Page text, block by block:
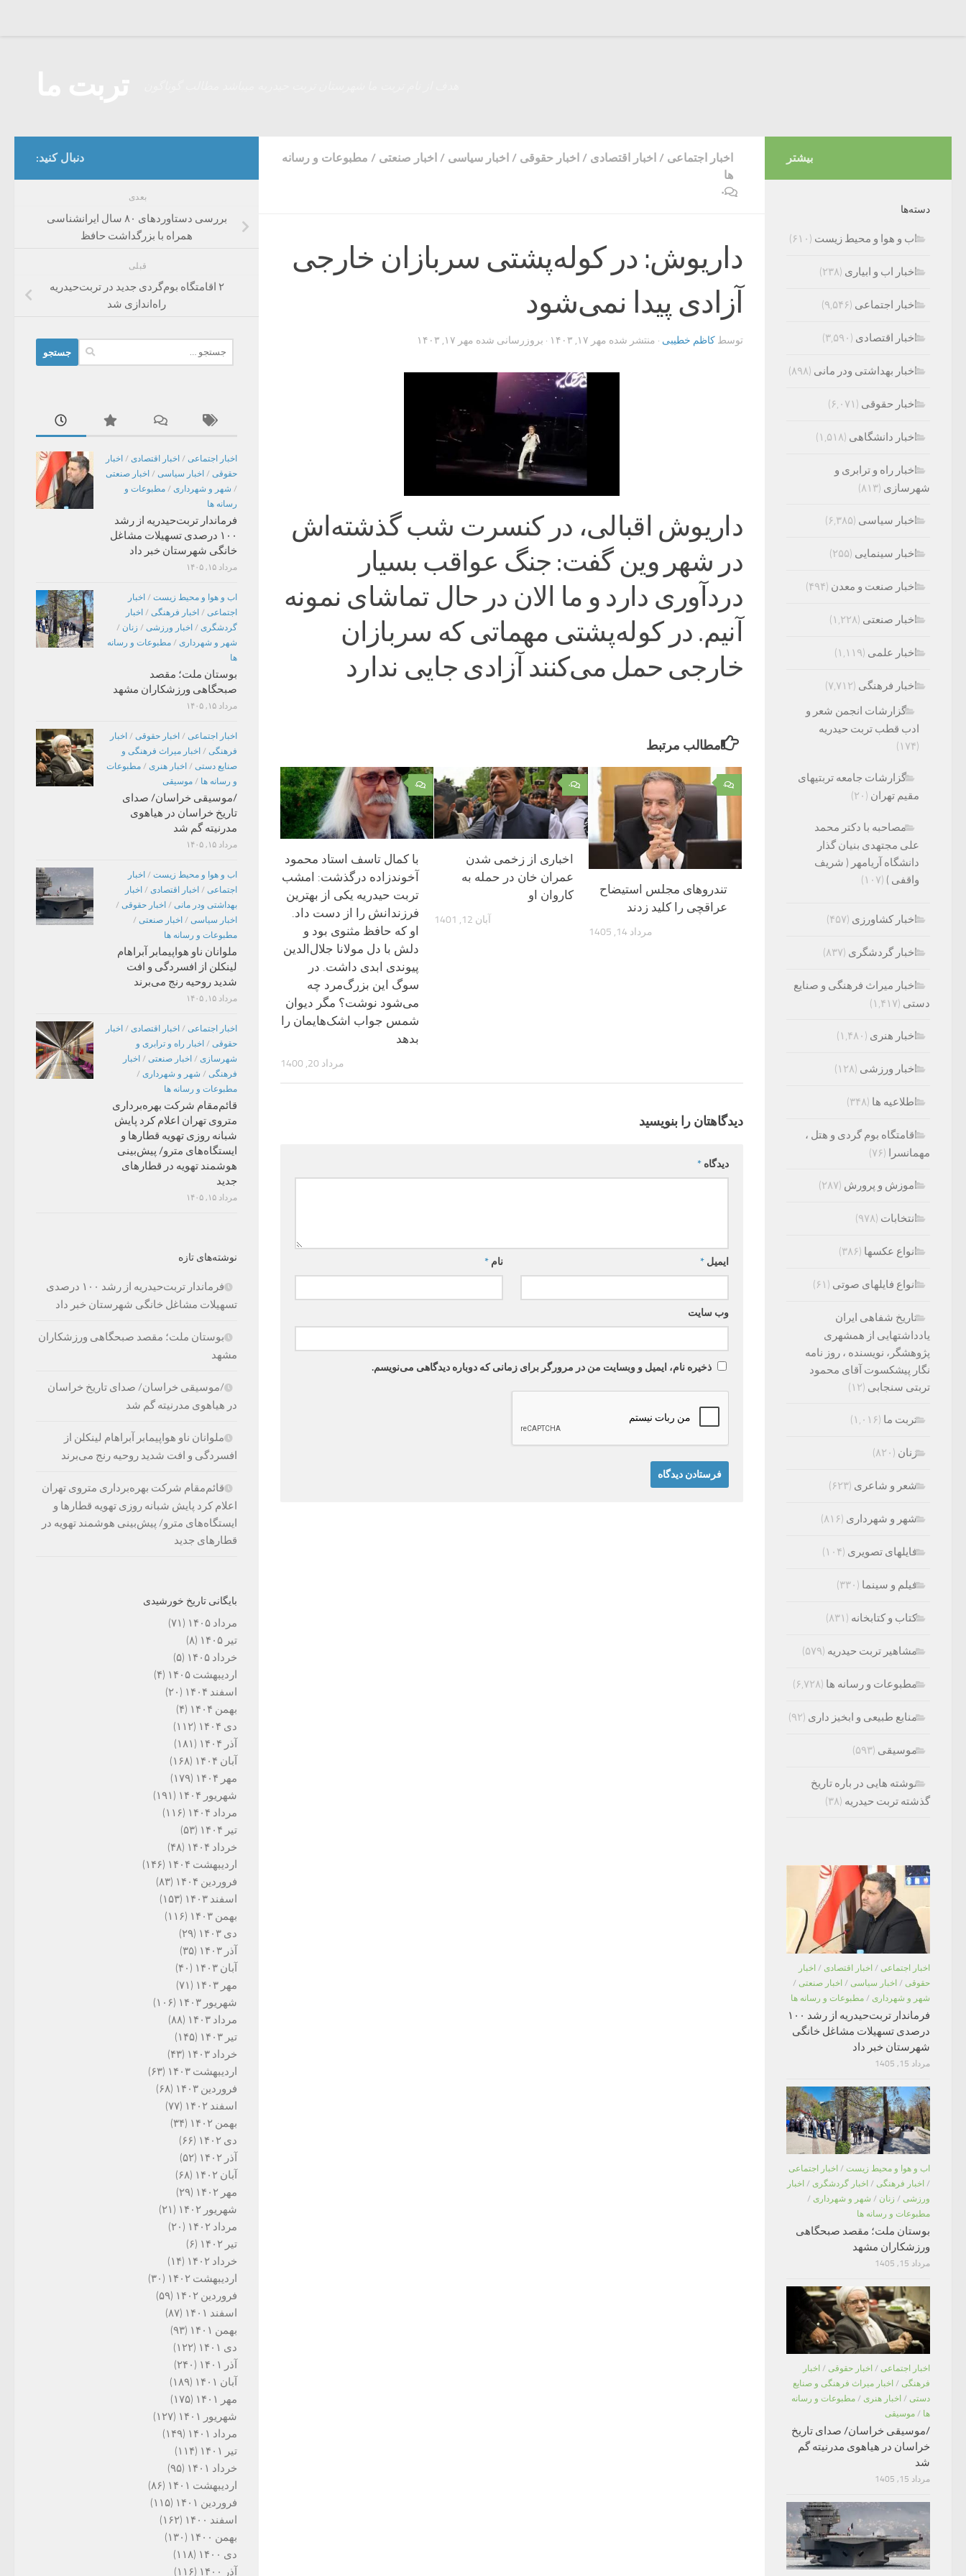
اخبار اجتماعی / اخبار اقتصادی / اخبار حقوقی / اخبار سیاسی / اخبار صنعتی / مطبوعات و رسانه
ها
۰
داریوش: در کوله‌پشتی سربازان خارجی
آزادی پیدا نمی‌شود
توسط کاظم خطیبی · منتشر شده مهر ۱۷, ۱۴۰۳ · بروزرسانی شده مهر ۱۷, ۱۴۰۳
داریوش اقبالی، در کنسرت شب گذشته‌اش
در شهر وین گفت: جنگ عواقب بسیار
دردآوری دارد و ما الان در حال تماشای نمونه
آنیم. در کوله‌پشتی مهماتی که سربازان
خارجی حمل می‌کنند آزادی جایی ندارد
مطالب مرتبط
۰
با کمال تاسف استاد محمود
آخوندزاده درگذشت: امشب
تربت حیدریه یکی از بهترین
فرزندانش را از دست داد.
او که حافظ مثنوی بود و
دلش با دل مولانا جلال‌الدین
پیوندی ابدی داشت. در
سوگ این بزرگ‌مرد چه
می‌شود نوشت؟ مگر دیوان
شمس جواب اشک‌هایمان را
بدهد
مرداد 20, 1400
۰
اخباری از زخمی شدن
عمران خان در حمله به
کاروان او
آبان 12, 1401
۰
تندروهای مجلس استیضاح
عراقچی را کلید زدند
مرداد 14, 1405
دیدگاهتان را بنویسید
دیدگاه *
نام* ایمیل *
وب‌ سایت
ذخیره نام، ایمیل و وبسایت من در مرورگر برای زمانی که دوباره دیدگاهی می‌نویسم.
دنبال کنید:
بعدی
بررسی دستاوردهای ۸۰ سال ایرانشناسی
همراه با بزرگداشت حافظ
قبلی
۲ اقامتگاه بوم‌گردی جدید در تربت‌حیدریه
راه‌اندازی شد
برای:
اخبار اجتماعی / اخبار اقتصادی / اخبار
حقوقی / اخبار سیاسی / اخبار صنعتی
/ شهر و شهرداری / مطبوعات و
رسانه ها
فرماندار تربت‌حیدریه از رشد
۱۰۰ درصدی تسهیلات مشاغل
خانگی شهرستان خبر داد
مرداد ۱۵, ۱۴۰۵
اب و هوا و محیط زیست / اخبار
اجتماعی / اخبار فرهنگی / اخبار
گردشگری / اخبار ورزشی / زنان /
شهر و شهرداری / مطبوعات و رسانه
ها
بوستان ملت؛ مقصد
صبحگاهی ورزشکاران مشهد
مرداد ۱۵, ۱۴۰۵
اخبار اجتماعی / اخبار حقوقی / اخبار
فرهنگی / اخبار میراث فرهنگی و
صنایع دستی / اخبار هنری / مطبوعات
و رسانه ها / موسیقی
/موسیقی خراسان/ صدای
تاریخ خراسان در هیاهوی
مدرنیته گم شد
مرداد ۱۵, ۱۴۰۵
اب و هوا و محیط زیست / اخبار
اجتماعی / اخبار اقتصادی / اخبار
بهداشتی ودر مانی / اخبار حقوقی /
اخبار سیاسی / اخبار صنعتی /
مطبوعات و رسانه ها
ملوانان ناو هواپیمابر آبراهام
لینکلن از افسردگی و افت
شدید روحیه رنج می‌برند
مرداد ۱۵, ۱۴۰۵
اخبار اجتماعی / اخبار اقتصادی / اخبار
حقوقی / اخبار راه و ترابری و
شهرسازی / اخبار صنعتی / اخبار
فرهنگی / شهر و شهرداری /
مطبوعات و رسانه ها
قائم‌مقام شرکت بهره‌برداری
متروی تهران اعلام کرد پایش
شبانه روزی تهویه قطارها و
ایستگاه‌های مترو/ پیش‌بینی
هوشمند تهویه در قطارهای
جدید
مرداد ۱۵, ۱۴۰۵
نوشته‌های تازه
فرماندار تربت‌حیدریه از رشد ۱۰۰ درصدی
تسهیلات مشاغل خانگی شهرستان خبر داد
بوستان ملت؛ مقصد صبحگاهی ورزشکاران
مشهد
/موسیقی خراسان/ صدای تاریخ خراسان
در هیاهوی مدرنیته گم شد
ملوانان ناو هواپیمابر آبراهام لینکلن از
افسردگی و افت شدید روحیه رنج می‌برند
قائم‌مقام شرکت بهره‌برداری متروی تهران
اعلام کرد پایش شبانه روزی تهویه قطارها و
ایستگاه‌های مترو/ پیش‌بینی هوشمند تهویه در
قطارهای جدید
بایگانی تاریخ خورشیدی
مرداد ۱۴۰۵
(۷۱)
تیر ۱۴۰۵
(۸)
خرداد ۱۴۰۵
(۵)
اردیبهشت ۱۴۰۵
(۴)
اسفند ۱۴۰۴
(۲۰)
بهمن ۱۴۰۴
(۴)
دی ۱۴۰۴
(۱۱۲)
آذر ۱۴۰۴
(۱۸۱)
آبان ۱۴۰۴
(۱۶۸)
مهر ۱۴۰۴
(۱۷۹)
شهریور ۱۴۰۴
(۱۹۱)
مرداد ۱۴۰۴
(۱۱۶)
تیر ۱۴۰۴
(۵۳)
خرداد ۱۴۰۴
(۴۸)
اردیبهشت ۱۴۰۴
(۱۴۶)
فروردین ۱۴۰۴
(۸۳)
اسفند ۱۴۰۳
(۱۵۳)
بهمن ۱۴۰۳
(۱۱۶)
دی ۱۴۰۳
(۲۹)
آذر ۱۴۰۳
(۳۵)
آبان ۱۴۰۳
(۴۰)
مهر ۱۴۰۳
(۷۱)
شهریور ۱۴۰۳
(۱۰۶)
مرداد ۱۴۰۳
(۸۸)
تیر ۱۴۰۳
(۱۴۵)
خرداد ۱۴۰۳
(۴۳)
اردیبهشت ۱۴۰۳
(۶۳)
فروردین ۱۴۰۳
(۶۸)
اسفند ۱۴۰۲
(۷۷)
بهمن ۱۴۰۲
(۳۴)
دی ۱۴۰۲
(۶۶)
آذر ۱۴۰۲
(۵۲)
آبان ۱۴۰۲
(۶۸)
مهر ۱۴۰۲
(۲۹)
شهریور ۱۴۰۲
(۲۱)
مرداد ۱۴۰۲
(۲۰)
تیر ۱۴۰۲
(۶)
خرداد ۱۴۰۲
(۱۴)
اردیبهشت ۱۴۰۲
(۳۰)
فروردین ۱۴۰۲
(۵۹)
اسفند ۱۴۰۱
(۸۷)
بهمن ۱۴۰۱
(۹۳)
دی ۱۴۰۱
(۱۲۲)
آذر ۱۴۰۱
(۲۴۰)
آبان ۱۴۰۱
(۱۸۹)
مهر ۱۴۰۱
(۱۷۵)
شهریور ۱۴۰۱
(۱۲۷)
مرداد ۱۴۰۱
(۱۴۹)
تیر ۱۴۰۱
(۱۱۴)
خرداد ۱۴۰۱
(۹۵)
اردیبهشت ۱۴۰۱
(۸۶)
فروردین ۱۴۰۱
(۱۱۵)
اسفند ۱۴۰۰
(۱۶۲)
بهمن ۱۴۰۰
(۱۳۰)
دی ۱۴۰۰
(۱۱۸)
آذر ۱۴۰۰
(۱۱۶)
بیشتر
دسته‌ها
اب و هوا و محیط زیست (۶۱۰)
اخبار اب و ابیاری (۲۳۸)
اخبار اجتماعی (۹,۵۴۶)
اخبار اقتصادی (۳,۵۹۰)
اخبار بهداشتی ودر مانی (۸۹۸)
اخبار حقوقی (۶,۰۷۱)
اخبار دانشگاهی (۱,۵۱۸)
اخبار راه و ترابری و
شهرسازی (۸۱۳)
اخبار سیاسی (۶,۳۸۵)
اخبار سینمایی (۲۵۵)
اخبار صنعت و معدن (۴۹۴)
اخبار صنعتی (۱,۲۲۸)
اخبار علمی (۱,۱۱۹)
اخبار فرهنگی (۷,۷۱۲)
گزارشات انجمن شعر و
ادب قطب تربت حیدریه
(۱۷۴)
گزارشات جامعه تربتیهای
مقیم تهران (۲۰)
مصاحبه با دکتر محمد
علی مجتهدی بنیان گذار
دانشگاه آریامهر ( شریف
واقفی ) (۱۰۷)
اخبار کشاورزی (۴۵۷)
اخبار گردشگری (۸۳۷)
اخبار میراث فرهنگی و صنایع
دستی (۱,۴۱۷)
اخبار هنری (۱,۴۸۰)
اخبار ورزشی (۱۲۸)
اطلاعیه ها (۳۴۸)
اقامتگاه بوم گردی و هتل ،
مهمانسرا (۷۶)
اموزش و پرورش (۲۸۷)
انتخابات (۹۷۸)
انواع عکسها (۳۸۶)
انواع فایلهای صوتی (۶۱)
تاریخ شفاهی ایران
یادداشتهایی از همشهری
پژوهشگر، نویسنده ، روز نامه
نگار پیشکسوت آقای محمود
تربتی سنجابی (۱۲)
تربت ما (۱,۰۱۶)
زنان (۸۲۰)
شعر و شاعری (۶۲۳)
شهر و شهرداری (۸۱۶)
فایلهای تصویری (۱۰۴)
فیلم و سینما (۳۳۰)
کتاب و کتابخانه (۸۳۱)
مشاهیر تربت حیدریه (۵۷۹)
مطبوعات و رسانه ها (۶,۷۲۸)
منابع طبیعی و ابخیز داری (۹۲)
موسیقی (۵۹۳)
نوشته هایی در باره تاریخ
گذشته تربت حیدریه (۳۸)
اخبار اجتماعی / اخبار اقتصادی / اخبار
حقوقی / اخبار سیاسی / اخبار صنعتی /
شهر و شهرداری / مطبوعات و رسانه ها
فرماندار تربت‌حیدریه از رشد ۱۰۰
درصدی تسهیلات مشاغل خانگی
شهرستان خبر داد
مرداد 15, 1405
اب و هوا و محیط زیست / اخبار اجتماعی
/ اخبار فرهنگی / اخبار گردشگری / اخبار
ورزشی / زنان / شهر و شهرداری /
مطبوعات و رسانه ها
بوستان ملت؛ مقصد صبحگاهی
ورزشکاران مشهد
مرداد 15, 1405
اخبار اجتماعی / اخبار حقوقی / اخبار
فرهنگی / اخبار میراث فرهنگی و صنایع
دستی / اخبار هنری / مطبوعات و رسانه
ها / موسیقی
/موسیقی خراسان/ صدای تاریخ
خراسان در هیاهوی مدرنیته گم
شد
مرداد 15, 1405